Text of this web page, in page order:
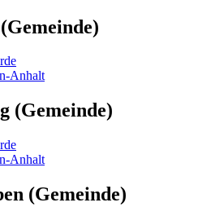
Anhalt
(Gemeinde)
Anhalt
(Gemeinde)